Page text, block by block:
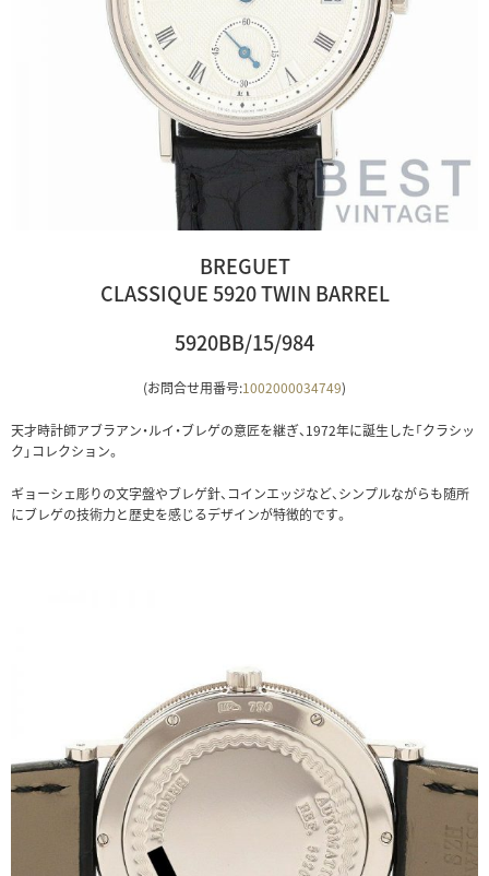
BREGUET
CLASSIQUE 5920 TWIN BARREL
5920BB/15/984
(お問合せ用番号:1002000034749)
天才時計師アブラアン・ルイ・ブレゲの意匠を継ぎ、1972年に誕生した「クラシッ
ク」コレクション。
ギョーシェ彫りの文字盤やブレゲ針、コインエッジなど、シンプルながらも随所
にブレゲの技術力と歴史を感じるデザインが特徴的です。